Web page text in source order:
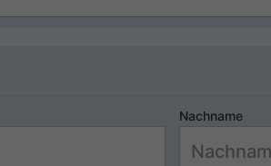
Nachname